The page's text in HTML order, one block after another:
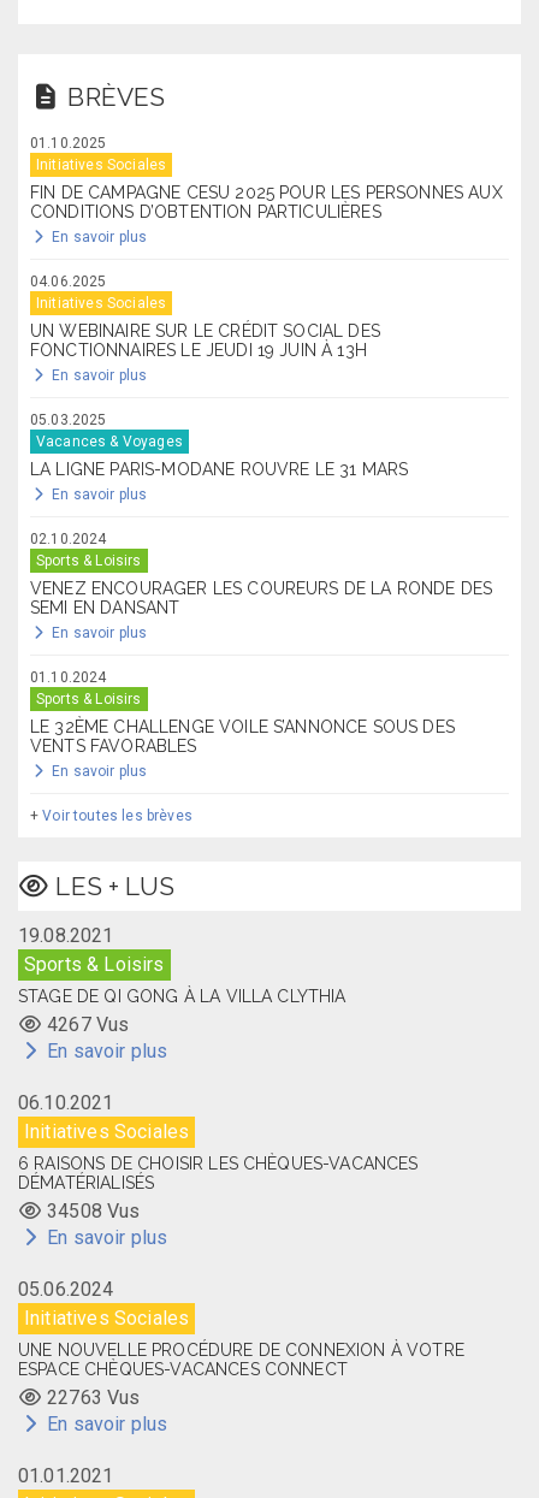
BRÈVES
01.10.2025
Initiatives Sociales
FIN DE CAMPAGNE CESU 2025 POUR LES PERSONNES AUX
CONDITIONS D’OBTENTION PARTICULIÈRES
En savoir plus
04.06.2025
Initiatives Sociales
UN WEBINAIRE SUR LE CRÉDIT SOCIAL DES
FONCTIONNAIRES LE JEUDI 19 JUIN À 13H
En savoir plus
05.03.2025
Vacances & Voyages
LA LIGNE PARIS-MODANE ROUVRE LE 31 MARS
En savoir plus
02.10.2024
Sports & Loisirs
VENEZ ENCOURAGER LES COUREURS DE LA RONDE DES
SEMI EN DANSANT
En savoir plus
01.10.2024
Sports & Loisirs
LE 32ÈME CHALLENGE VOILE S’ANNONCE SOUS DES
VENTS FAVORABLES
En savoir plus
+Voir toutes les brèves
LES + LUS
19.08.2021
Sports & Loisirs
STAGE DE QI GONG À LA VILLA CLYTHIA
4267 Vus
En savoir plus
06.10.2021
Initiatives Sociales
6 RAISONS DE CHOISIR LES CHÈQUES-VACANCES
DÉMATÉRIALISÉS
34508 Vus
En savoir plus
05.06.2024
Initiatives Sociales
UNE NOUVELLE PROCÉDURE DE CONNEXION À VOTRE
ESPACE CHÈQUES-VACANCES CONNECT
22763 Vus
En savoir plus
01.01.2021